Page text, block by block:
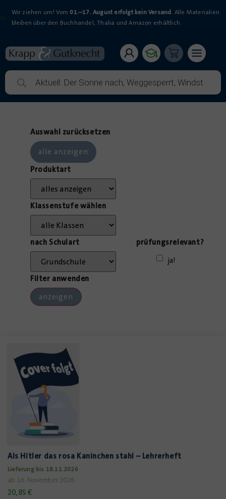
Wir ziehen um! Vom 01.–17. August erfolgt kein Versand. Alle Materialien
bleiben über den Buchhandel, Thalia und Amazon erhältlich.
Auswahl zurücksetzen
Produktart
Klassenstufe wählen
nach Schulart
prüfungsrelevant?
ja!
Filter anwenden
Als Hitler das rosa Kaninchen stahl – Lehrerheft
Lieferung bis 18.11.2026
ab 16. November 2026
20,85€